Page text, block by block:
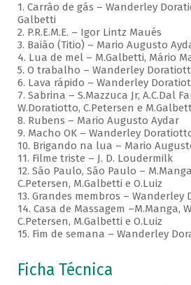
1. Carrão de gás – Wanderley
Galbetti
2. P.R.E.M.E. – Igor Lintz Maués
3. Baião (Titio) – Mario Augusto
4. Lua de mel – M.Galbetti, Mário
5. O trabalho – Wanderley
6. Lava rápido – Wanderley
7. Sabrina – S.Mazzuca Jr, A.C.Dal
W.Doratiotto, C.Petersen e
8. Rubens – Mario Augusto Aydar
9. Macho OK – Wanderley
10. Brigando na lua – Mario
11. Filme triste – J. D. Loudermilk
12. São Paulo, São Paulo –
C.Petersen, M.Galbetti e O.Luiz
13. Grandes membros – Wanderley
14. Casa de Massagem –M.Manga,
C.Petersen, M.Galbetti e O.Luiz
15. Fim de semana – Wanderley
Ficha Técnica